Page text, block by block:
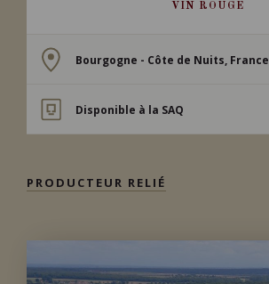
VIN ROUGE
Bourgogne - Côte de Nuits, France
Disponible à la SAQ
PRODUCTEUR RELIÉ